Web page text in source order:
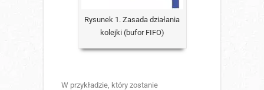
Rysunek 1. Zasada działania
kolejki (bufor FIFO)
W przykładzie, który zostanie